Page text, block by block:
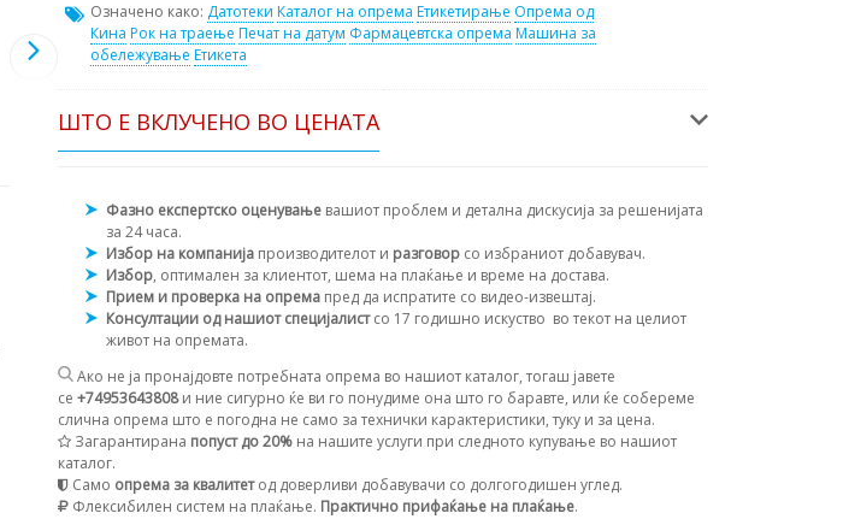
Означено како: Датотеки Каталог на опрема Етикетирање Опрема од
Кина Рок на траење Печат на датум Фармацевтска опрема Машина за
обележување Етикета
ШТО Е ВКЛУЧЕНО ВО ЦЕНАТА
Фазно експертско оценување вашиот проблем и детална дискусија за решенијата
за 24 часа.
Избор на компанија производителот и разговор со избраниот добавувач.
Избор, оптимален за клиентот, шема на плаќање и време на достава.
Прием и проверка на опрема пред да испратите со видео-извештај.
Консултации од нашиот специјалистсо 17 годишно искуство во текот на целиот
живот на опремата.
Ако не ја пронајдовте потребната опрема во нашиот каталог, тогаш јавете
се +74953643808и ние сигурно ќе ви го понудиме она што го баравте, или ќе собереме
слична опрема што е погодна не само за технички карактеристики, туку и за цена.
Загарантирана попуст до 20% на нашите услуги при следното купување во нашиот
каталог.
Само опрема за квалитетод доверливи добавувачи со долгогодишен углед.
Флексибилен систем на плаќање. Практично прифаќање на плаќање.